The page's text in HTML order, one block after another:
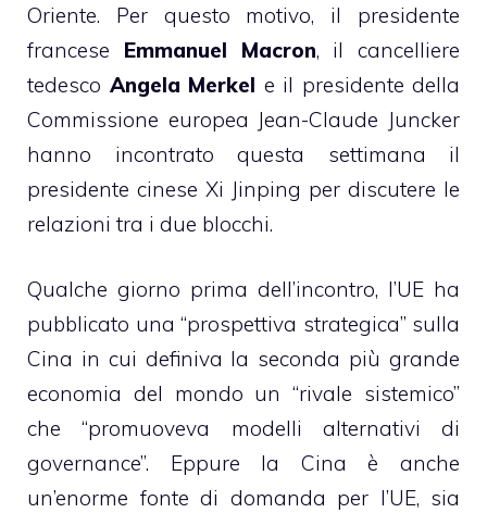
Oriente. Per questo motivo, il presidente
francese Emmanuel Macron, il cancelliere
tedesco Angela Merkel e il presidente della
Commissione europea Jean-Claude Juncker
hanno incontrato questa settimana il
presidente cinese Xi Jinping per discutere le
relazioni tra i due blocchi.
Qualche giorno prima dell’incontro, l’UE ha
pubblicato una “prospettiva strategica” sulla
Cina in cui definiva la seconda più grande
economia del mondo un “rivale sistemico”
che “promuoveva modelli alternativi di
governance”. Eppure la Cina è anche
un’enorme fonte di domanda per l’UE, sia